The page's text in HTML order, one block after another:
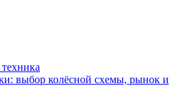
выбор колёсной схемы, рынок и